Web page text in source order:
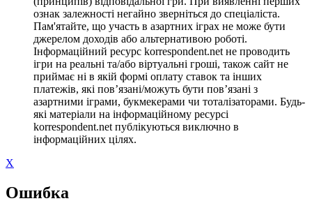
ознак залежності негайно зверніться до спеціаліста.
Пам'ятайте, що участь в азартних іграх не може бути
джерелом доходів або альтернативою роботі.
Інформаційний ресурс korrespondent.net не проводить
ігри на реальні та/або віртуальні гроші, також сайт не
приймає ні в якій формі оплату ставок та інших
платежів, які пов’язані/можуть бути пов’язані з
азартними іграми, букмекерами чи тоталізаторами. Будь-
які матеріали на інформаційному ресурсі
korrespondent.net публікуються виключно в
інформаційних цілях.
X
Ошибка